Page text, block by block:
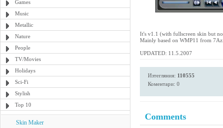
Games
Music
Metallic
Nature
People
TV/Movies
Holidays
Sci-Fi
Stylish
Top 10
Skin Maker
It's v1.1 (with fullscreen skin but
Mainly based on WMP11 from
UPDATED: 11.5.2007
Изтегляния: 110555
Коментари: 0
Comments